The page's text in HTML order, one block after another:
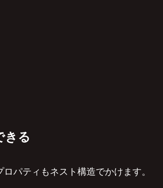
きる
パティもネスト構造でかけます。